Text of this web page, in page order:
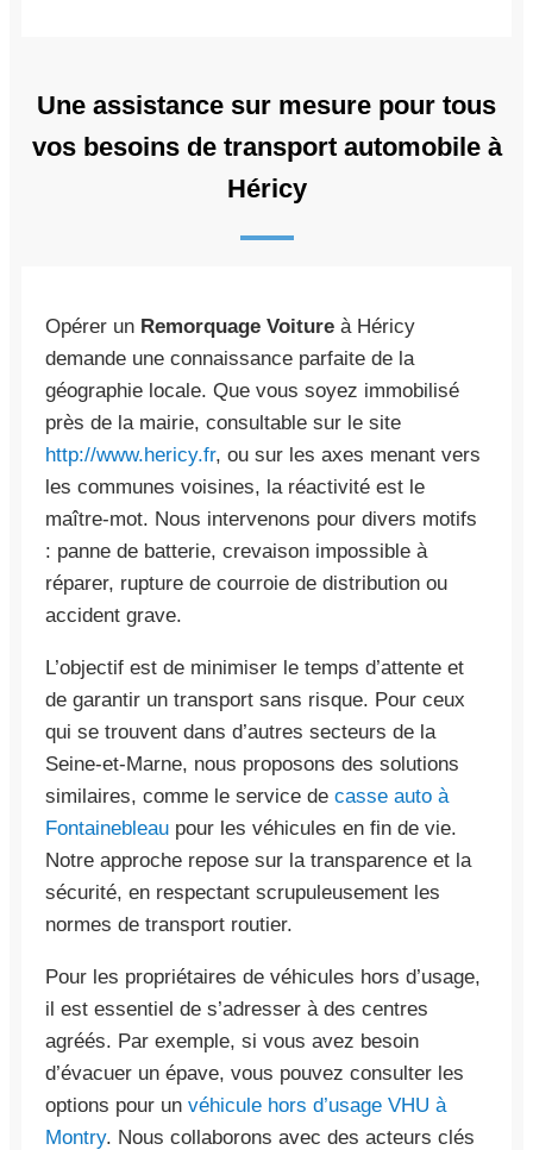
Une assistance sur mesure pour tous
vos besoins de transport automobile à
Héricy
Opérer un Remorquage Voiture à Héricy
demande une connaissance parfaite de la
géographie locale. Que vous soyez immobilisé
près de la mairie, consultable sur le site
http://www.hericy.fr, ou sur les axes menant vers
les communes voisines, la réactivité est le
maître-mot. Nous intervenons pour divers motifs
: panne de batterie, crevaison impossible à
réparer, rupture de courroie de distribution ou
accident grave.
L’objectif est de minimiser le temps d’attente et
de garantir un transport sans risque. Pour ceux
qui se trouvent dans d’autres secteurs de la
Seine-et-Marne, nous proposons des solutions
similaires, comme le service de casse auto à
Fontainebleau pour les véhicules en fin de vie.
Notre approche repose sur la transparence et la
sécurité, en respectant scrupuleusement les
normes de transport routier.
Pour les propriétaires de véhicules hors d’usage,
il est essentiel de s’adresser à des centres
agréés. Par exemple, si vous avez besoin
d’évacuer un épave, vous pouvez consulter les
options pour un véhicule hors d’usage VHU à
Montry. Nous collaborons avec des acteurs clés